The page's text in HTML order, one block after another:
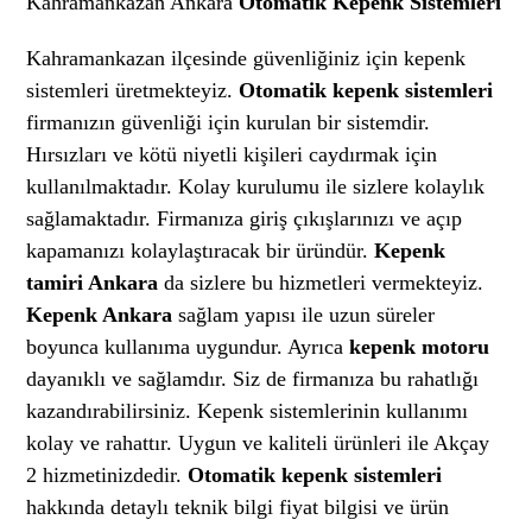
Kahramankazan ilçesinde güvenliğiniz için kepenk
sistemleri üretmekteyiz.Otomatik kepenk sistemleri
firmanızın güvenliği için kurulan bir sistemdir.
Hırsızları ve kötü niyetli kişileri caydırmak için
kullanılmaktadır. Kolay kurulumu ile sizlere kolaylık
sağlamaktadır. Firmanıza giriş çıkışlarınızı ve açıp
kapamanızı kolaylaştıracak bir üründür.Kepenk
tamiri Ankara da sizlere bu hizmetleri vermekteyiz.
Kepenk Ankara sağlam yapısı ile uzun süreler
boyunca kullanıma uygundur. Ayrıcakepenk motoru
dayanıklı ve sağlamdır. Siz de firmanıza bu rahatlığı
kazandırabilirsiniz. Kepenk sistemlerinin kullanımı
kolay ve rahattır. Uygun ve kaliteli ürünleri ile Akçay
2 hizmetinizdedir.Otomatik kepenk sistemleri
hakkında detaylı teknik bilgi fiyat bilgisi ve ürün